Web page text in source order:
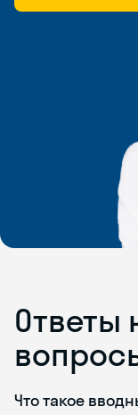
Ответы
Что такое